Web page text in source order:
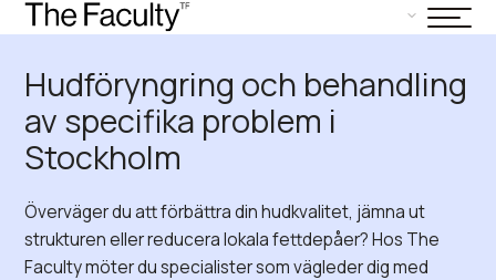
Hudföryngring och behandling
av specifika problem i
Stockholm
Överväger du att förbättra din hudkvalitet, jämna ut
strukturen eller reducera lokala fettdepåer? Hos The
Faculty möter du specialister som vägleder dig med